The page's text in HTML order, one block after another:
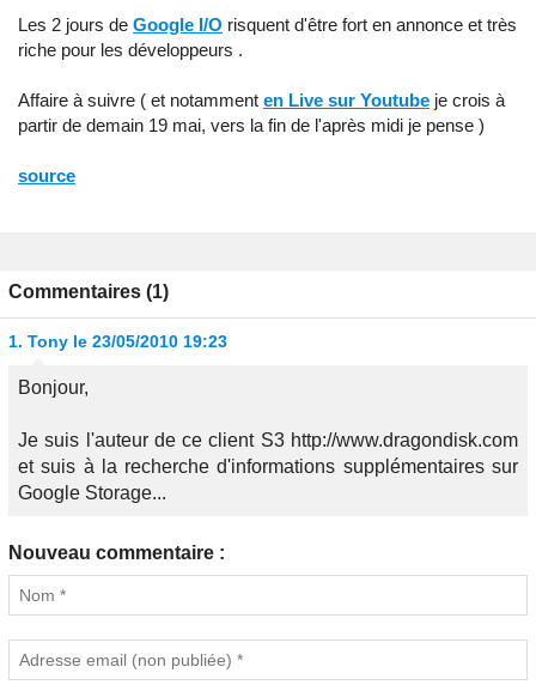
Les 2 jours de Google I/O risquent d'être fort en annonce et très
riche pour les développeurs .
Affaire à suivre ( et notamment en Live sur Youtube je crois à
partir de demain 19 mai, vers la fin de l'après midi je pense )
source
Commentaires (1)
1. Tony le 23/05/2010 19:23
Bonjour,
Je suis l'auteur de ce client S3 http://www.dragondisk.com
et suis à la recherche d'informations supplémentaires sur
Google Storage...
Nouveau commentaire :